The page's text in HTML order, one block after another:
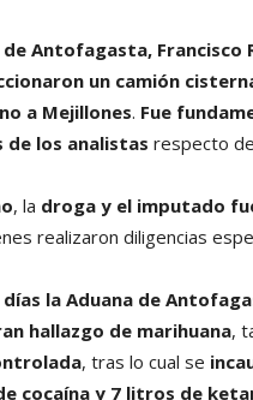
Antofagasta, Francisco
un camión
a Mejillones. Fue
los analistas respecto
, la droga y el imputado
realizaron diligencias
días la Aduana de
hallazgo de marihuana,
, tras lo cual se
cocaína y 7 litros de